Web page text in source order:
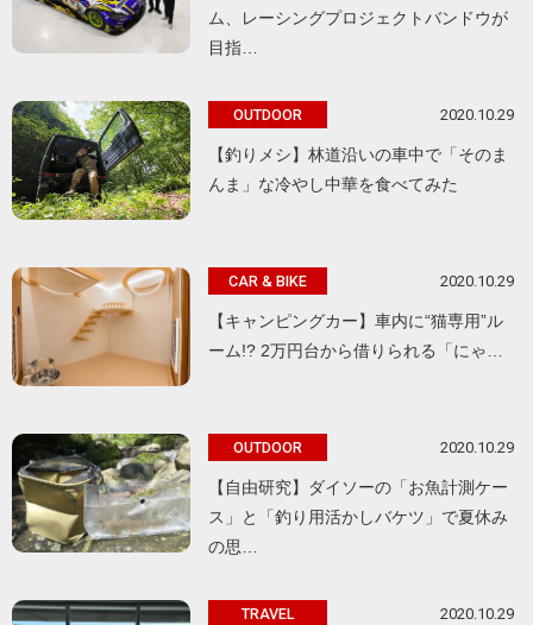
ム、レーシングプロジェクトバンドウが
目指…
OUTDOOR 2020.10.29
【釣りメシ】林道沿いの車中で「そのま
んま」な冷やし中華を食べてみた
CAR & BIKE 2020.10.29
【キャンピングカー】車内に“猫専用”ル
ーム!? 2万円台から借りられる「にゃ…
OUTDOOR 2020.10.29
【自由研究】ダイソーの「お魚計測ケー
ス」と「釣り用活かしバケツ」で夏休み
の思…
TRAVEL 2020.10.29